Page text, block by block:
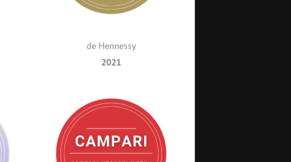
de Hennessy
2021